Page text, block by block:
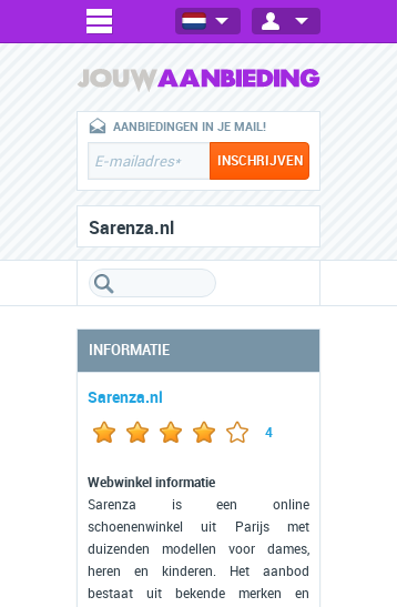
AANBIEDINGEN IN JE MAIL!
Sarenza.nl
INFORMATIE
Sarenza.nl
4
Webwinkel informatie
Sarenza is een online
schoenenwinkel uit Parijs met
duizenden modellen voor dames,
heren en kinderen. Het aanbod
bestaat uit bekende merken en